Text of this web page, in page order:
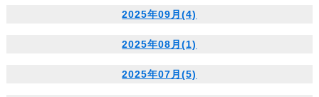
2025年09月(4)
2025年08月(1)
2025年07月(5)